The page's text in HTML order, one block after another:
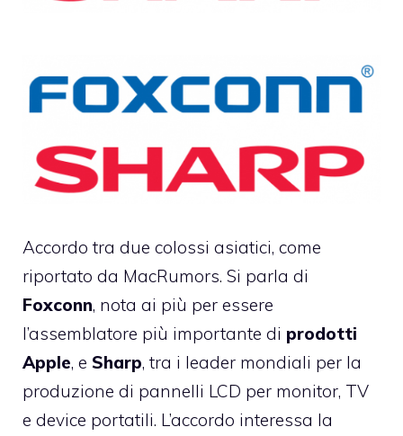
Accordo tra due colossi asiatici, come
riportato da MacRumors. Si parla di
Foxconn, nota ai più per essere
l’assemblatore più importante di prodotti
Apple, e Sharp, tra i leader mondiali per la
produzione di pannelli LCD per monitor, TV
e device portatili. L’accordo interessa la